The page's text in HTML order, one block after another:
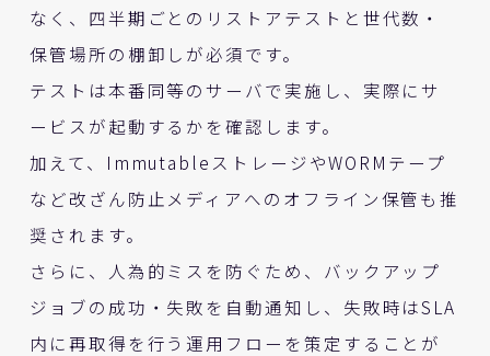
なく、四半期ごとのリストアテストと世代数・
保管場所の棚卸しが必須です。
テストは本番同等のサーバで実施し、実際にサ
ービスが起動するかを確認します。
加えて、ImmutableストレージやWORMテープ
など改ざん防止メディアへのオフライン保管も推
奨されます。
さらに、人為的ミスを防ぐため、バックアップ
ジョブの成功・失敗を自動通知し、失敗時はSLA
内に再取得を行う運用フローを策定することが